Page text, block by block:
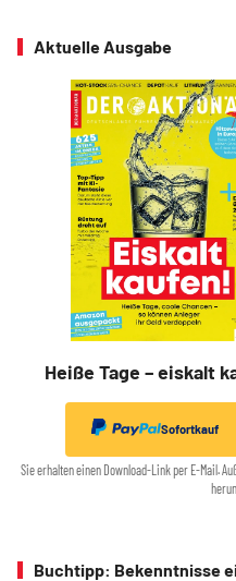
Aktuelle Ausgabe
Heiße Tage – eiskalt
Sofortkauf
Sie erhalten einen Download-Link per E-Mail.
Buchtipp: Bekenntnisse